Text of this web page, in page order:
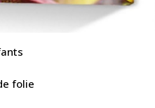
folie